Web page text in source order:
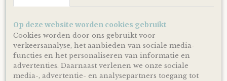
Op deze website worden cookies gebruikt
Cookies worden door ons gebruikt voor
verkeersanalyse, het aanbieden van sociale media-
functies en het personaliseren van informatie en
advertenties. Daarnaast verlenen we onze sociale
media-, advertentie- en analysepartners toegang tot